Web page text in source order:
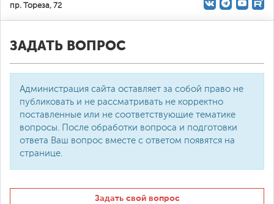
О доступной среде
пр. Тореза, 72
ЗАДАТЬ ВОПРОС
Администрация сайта оставляет за собой право не
публиковать и не рассматривать не корректно
поставленные или не соответствующие тематике
вопросы. После обработки вопроса и подготовки
ответа Ваш вопрос вместе с ответом появятся на
странице.
Задать свой вопрос